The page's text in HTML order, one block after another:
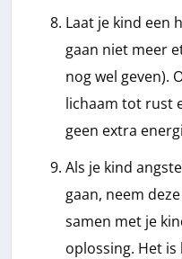
Laat je kind een
gaan niet meer
nog wel geven).
lichaam tot rust
geen extra
Als je kind
gaan, neem
samen met je
oplossing. Het